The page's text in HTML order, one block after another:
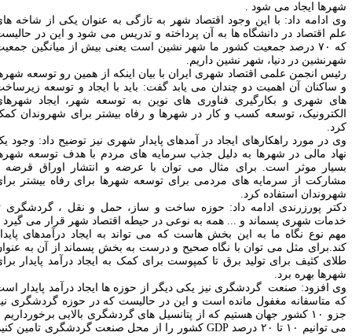
ایجاد می شود.
ادامه داد: با این وجود اقتصاد شهر به تازگی به عنوان یکی از شاخه های
اقتصاد در دانشگاه ها به آن پرداخته و تدریس می شود و این در حالیست
که ۷۰ درصد جمعیت کشور ما شهر نشین است یعنی بیش از میانگین جمعیت
در دنیا، شهر نشین داریم .
انجمن علمی اقتصاد شهری ایران با بیان اینکه از همین رو توسعه شهرها
ساکنان آن اهمیت دو چندان می یابد گفت: باید با ایجاد و توسعه زیرساخت
شهری و بکارگیری فناوری های نوین به توسعه شهر، ایجاد شهرهای
توسعه کسب و کار در شهرها و رفاه بیشتر برای شهروندان کمک
.
در مورد راهکارهای ایجاد در آمدهای پایدار شهری نیز توضیح داد: وجود یک
مالی در شهرها به دلیل جذب سرمایه های مردم با هدف توسعه شهرها
موثر است. برای مثال می توان با عرضه و انتشار اوراق قرضه و
از سرمایه های مردمی برای توسعه شهرها برای رفاه بیشتر برای
استفاده کرد.
پورزرندی ادامه داد: حوزه ساخت و ساز، حمل و نقل ، گردشگری تا
شهری پسماند و ... همه به نوعی در حیطه اقتصاد شهر قرار می گیرد و
نوع نگاه ما به این بخش هاست که می تواند به ایجاد درآمدهای پایدار
مثل می توان با نگاه صحیح و درست به بخش پسماند از آن به عنوان
کثیف برای تولید برق تا کمپوست برای کمک به ایجاد درآمد پایدار برای
بهره برد.
افزود: صنعت گردشگری نیز یکی دیگر از حوزه ها ایجاد درآمد پایدار است
متاسفانه مغفول مانده است و این در حالیست که در حوزه گردشگری نیز
جزو ۱۰ کشور جهان هستیم که از پتانسیل های گردشگری بالایی برخورداریم و
توانیم ۱۰ تا ۲۰ درصد
GDPکشور را از محل صنعت گردشگری تامین کنیم